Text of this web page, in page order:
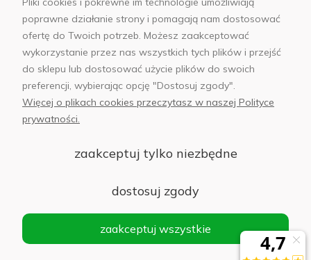
sklep@abfoto.pl
+48 797 971 275
© 2025 Wszelkie prawa zastrzeżone. Serwis własnością:
Sp. z o.o.
Siedziba: 02-486 WARSZAWA, Al. Jerozolimskie 176, NIP
1132646403 KRS nr 0000271999
poprawne działanie strony i pomagają nam dostosować
ofertę do Twoich potrzeb. Możesz zaakceptować
wykorzystanie przez nas wszystkich tych plików i przejść
do sklepu lub dostosować użycie plików do swoich
preferencji, wybierając opcję "Dostosuj zgody".
Więcej o plikach cookies przeczytasz w naszej Polityce
prywatności.
zaakceptuj tylko niezbędne
dostosuj zgody
zaakceptuj wszystkie